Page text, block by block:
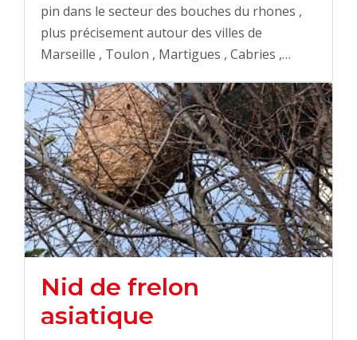
pin dans le secteur des bouches du rhones ,
plus précisement autour des villes de
Marseille , Toulon , Martigues , Cabries ,…
Nid de frelon
asiatique